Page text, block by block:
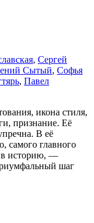
, Сергей
Сытый, Софья
, Павел
икона стиля,
признание. Её
В её
самого главного
в историю, —
шаг